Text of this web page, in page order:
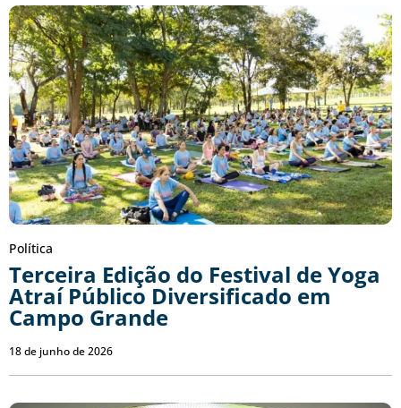
Política
Terceira Edição do Festival de Yoga
Atraí Público Diversificado em
Campo Grande
18 de junho de 2026